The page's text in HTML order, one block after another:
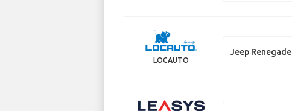
LOCAUTO
Jeep Renegade